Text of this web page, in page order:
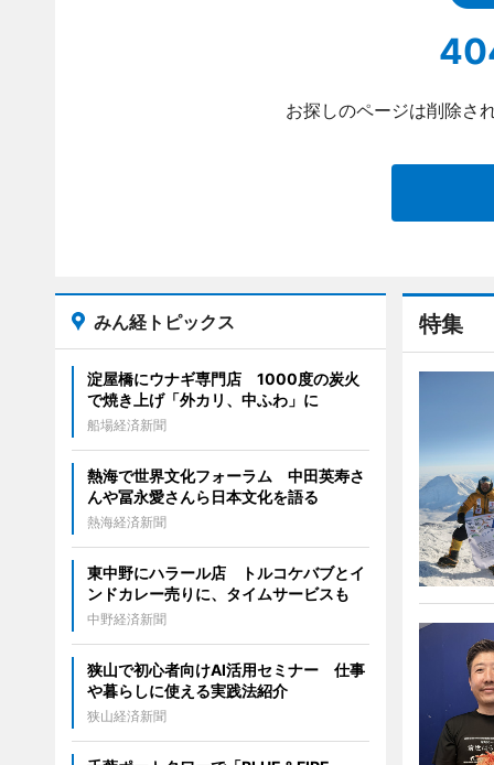
お探しのページは削除さ
特集
みん経トピックス
淀屋橋にウナギ専門店 1000度の炭火
で焼き上げ「外カリ、中ふわ」に
船場経済新聞
熱海で世界文化フォーラム 中田英寿さ
んや冨永愛さんら日本文化を語る
熱海経済新聞
東中野にハラール店 トルコケバブとイ
ンドカレー売りに、タイムサービスも
中野経済新聞
狭山で初心者向けAI活用セミナー 仕事
や暮らしに使える実践法紹介
狭山経済新聞